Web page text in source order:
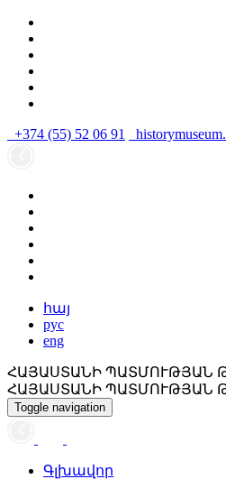
+374 (55) 52 06 91
հայ
рус
eng
ՀԱՅԱՍՏԱՆԻ ՊԱՏՄՈՒԹՅԱՆ
ՀԱՅԱՍՏԱՆԻ ՊԱՏՄՈՒԹՅԱՆ
Toggle navigation
Գլխավոր